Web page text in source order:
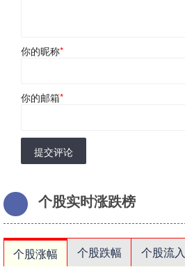
你的昵称*
你的邮箱*
提交评论
个股实时涨跌榜
个股涨幅 个股跌幅 个股流入